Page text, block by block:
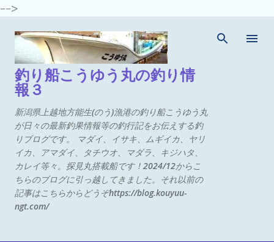
--> スキップしてメイン コンテンツに移動
釣り船こうゆう丸の釣り情
報３
新潟県上越地方能生(のう)漁港の釣り船こうゆう丸
が日々の最新釣果情報等の釣行記をお伝えする釣
りブログです。 マダイ、イサキ、ムギイカ、ヤリ
イカ、アマダイ、タチウオ、マダラ、キジハタ、
カレイ等々。探見丸搭載船です！2024/12からこ
ちらのブログに引っ越してきました。それ以前の
記事はこちらからどうぞhttps://blog.kouyuu-
ngt.com/